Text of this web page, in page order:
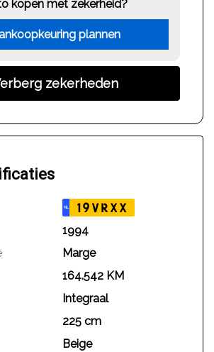
kopen met zekerheid?
plannen
zekerheden
NL 19VRXX
1994
Marge
164.542 KM
Integraal
225 cm
Beige